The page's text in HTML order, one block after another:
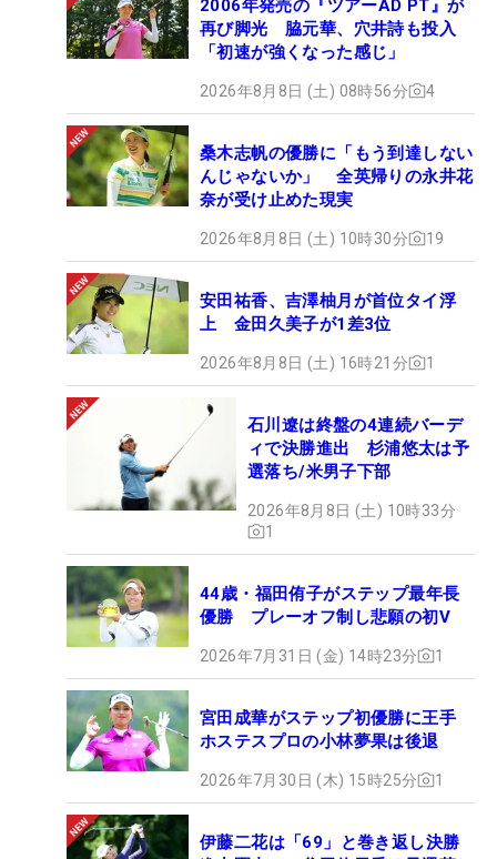
2006年発売の『ツアーAD PT』が
再び脚光 脇元華、穴井詩も投入
「初速が強くなった感じ」
2026年8月8日 (土) 08時56分 4
桑木志帆の優勝に「もう到達しない
んじゃないか」 全英帰りの永井花
奈が受け止めた現実
2026年8月8日 (土) 10時30分 19
安田祐香、吉澤柚月が首位タイ浮
上 金田久美子が1差3位
2026年8月8日 (土) 16時21分 1
石川遼は終盤の4連続バーデ
ィで決勝進出 杉浦悠太は予
選落ち/米男子下部
2026年8月8日 (土) 10時33分
1
44歳・福田侑子がステップ最年長
優勝 プレーオフ制し悲願の初V
2026年7月31日 (金) 14時23分 1
宮田成華がステップ初優勝に王手
ホステスプロの小林夢果は後退
2026年7月30日 (木) 15時25分 1
伊藤二花は「69」と巻き返し決勝